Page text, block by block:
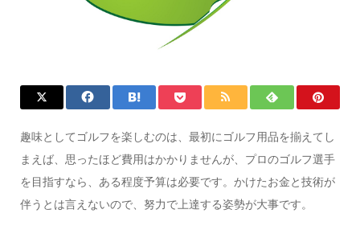
趣味としてゴルフを楽しむのは、最初にゴルフ用品を揃えてし
まえば、思ったほど費用はかかりませんが、プロのゴルフ選手
を目指すなら、ある程度予算は必要です。かけたお金と技術が
伴うとは言えないので、努力で上達する姿勢が大事です。